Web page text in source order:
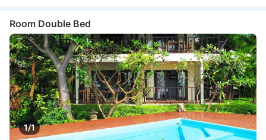
Room Double Bed
1/1